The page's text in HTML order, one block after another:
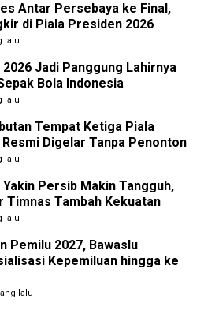
Antar Persebaya ke Final,
di Piala Presiden 2026
lalu
Jadi Panggung Lahirnya
Bola Indonesia
lalu
Tempat Ketiga Piala
Digelar Tanpa Penonton
lalu
Persib Makin Tangguh,
Timnas Tambah Kekuatan
lalu
Pemilu 2027, Bawaslu
Kepemiluan hingga ke
lalu